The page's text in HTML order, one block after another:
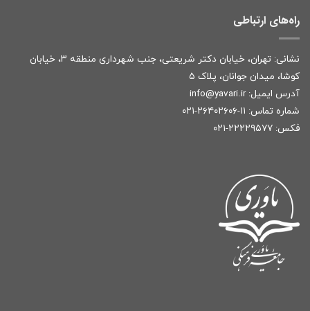
راه‌های ارتباطی
نشانی: تهران، خیابان دکتر شریعتی، جنب شهرداری منطقه ۳، خیابان
کوشا، میدان جوانان، پلاک ۵
آدرس ایمیل: info@yavari.ir
شماره تماس: ۱۱-۲۶۴۰۲۶۰۶-۰۲۱
فکس: ۲۲۲۲۹۵۷۷-۰۲۱